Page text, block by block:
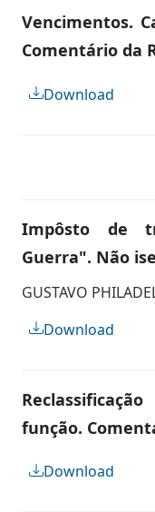
Vencimentos.
Comentário da
Download
Impôsto de
Guerra". Não
GUSTAVO
Download
função.
Download